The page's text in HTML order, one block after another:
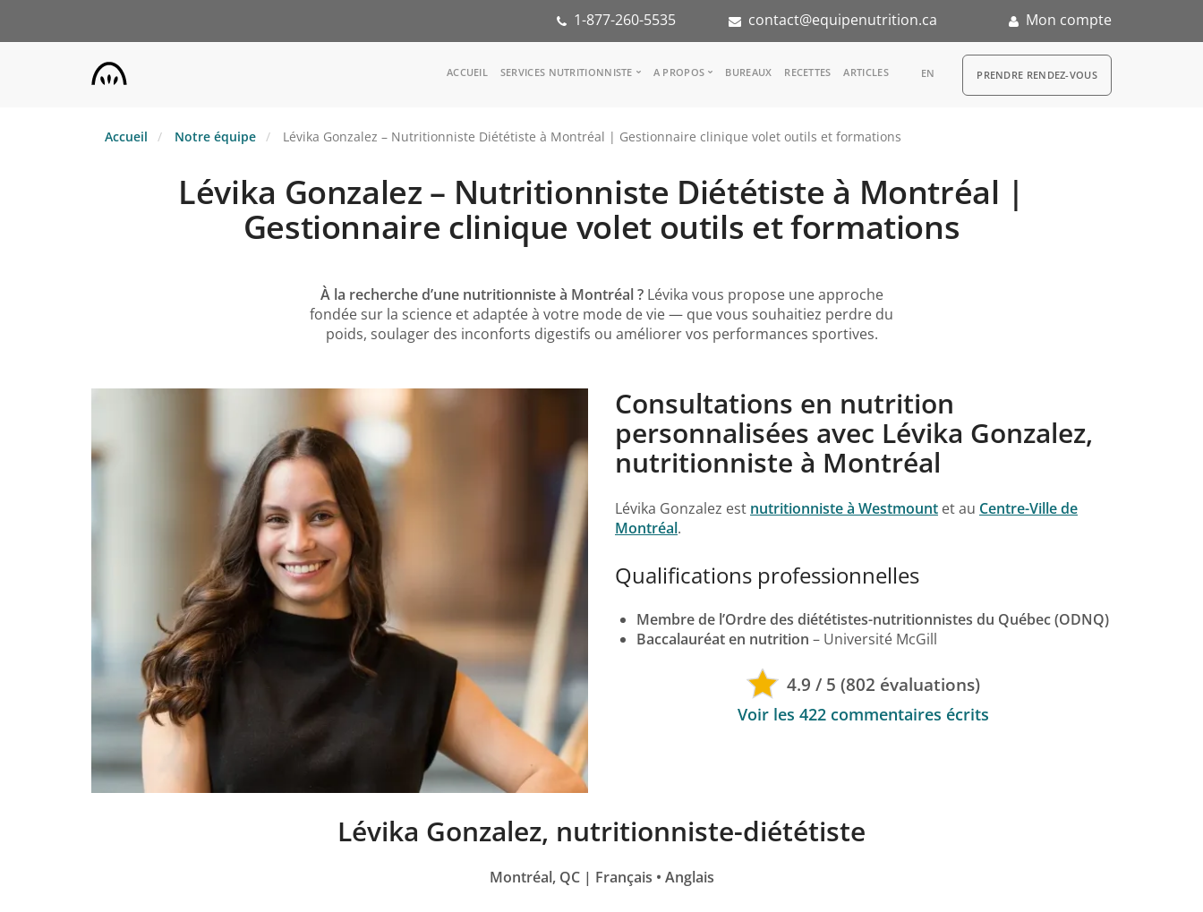
1-877-260-5535 contact@equipenutrition.ca Mon compte
Main
ACCUEIL SERVICES NUTRITIONNISTE
Référence médicale
Groupes d'inspiration
KoalaPro
A PROPOS
Dans les médias
Partenaires
Stage en nutrition
Carrières
BUREAUX RECETTES ARTICLES EN RDV
PRENDRE RENDEZ-VOUS
Accueil Notre équipe Lévika Gonzalez – Nutritionniste Diététiste à Montréal | Gestionnaire clinique volet outils et formations
Lévika Gonzalez – Nutritionniste Diététiste à Montréal |
Gestionnaire clinique volet outils et formations
À la recherche d’une nutritionniste à Montréal ? Lévika vous propose une approche
fondée sur la science et adaptée à votre mode de vie — que vous souhaitiez perdre du
poids, soulager des inconforts digestifs ou améliorer vos performances sportives.
Consultations en nutrition
personnalisées avec Lévika Gonzalez,
nutritionniste à Montréal
Lévika Gonzalez est nutritionniste à Westmount et au Centre-Ville de
Montréal.
Qualifications professionnelles
Membre de l’Ordre des diététistes-nutritionnistes du Québec (ODNQ)
Baccalauréat en nutrition – Université McGill
4.9 / 5 (802 évaluations)
Voir les 422 commentaires écrits
Lévika Gonzalez, nutritionniste-diététiste
Montréal, QC | Français • Anglais